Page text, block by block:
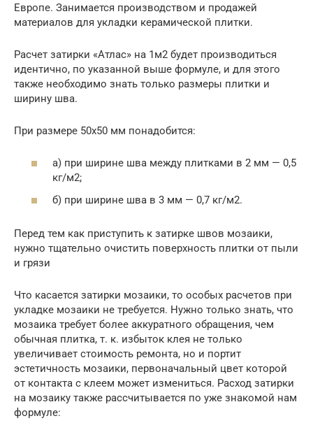
Европе. Занимается производством и продажей
материалов для укладки керамической плитки.
Расчет затирки «Атлас» на 1м2 будет производиться
идентично, по указанной выше формуле, и для этого
также необходимо знать только размеры плитки и
ширину шва.
При размере 50х50 мм понадобится:
а) при ширине шва между плитками в 2 мм — 0,5
кг/м2;
б) при ширине шва в 3 мм — 0,7 кг/м2.
Перед тем как приступить к затирке швов мозаики,
нужно тщательно очистить поверхность плитки от пыли
и грязи
Что касается затирки мозаики, то особых расчетов при
укладке мозаики не требуется. Нужно только знать, что
мозаика требует более аккуратного обращения, чем
обычная плитка, т. к. избыток клея не только
увеличивает стоимость ремонта, но и портит
эстетичность мозаики, первоначальный цвет которой
от контакта с клеем может измениться. Расход затирки
на мозаику также рассчитывается по уже знакомой нам
формуле: